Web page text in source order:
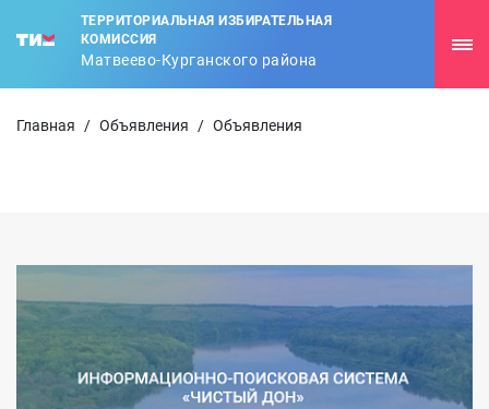
ТЕРРИТОРИАЛЬНАЯ ИЗБИРАТЕЛЬНАЯ
КОМИССИЯ
Матвеево-Курганского района
Главная / Объявления / Объявления